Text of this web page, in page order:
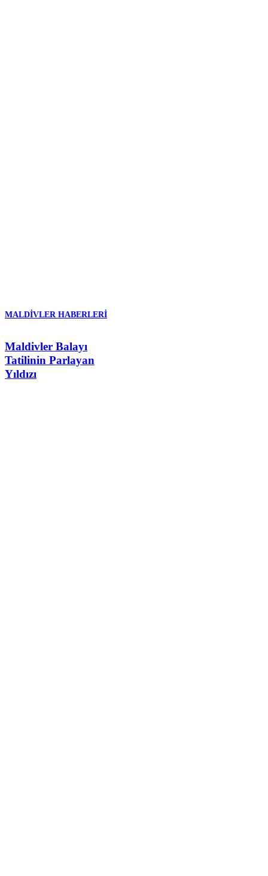
MALDIVLER HABERLERI
Maldivler Balayı
Tatilinin Parlayan
Yıldızı